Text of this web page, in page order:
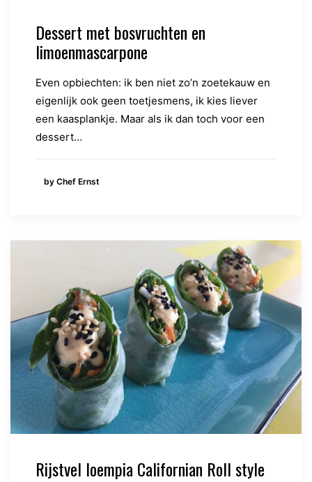
Dessert met bosvruchten en
limoenmascarpone
Even opbiechten: ik ben niet zo’n zoetekauw en
eigenlijk ook geen toetjesmens, ik kies liever
een kaasplankje. Maar als ik dan toch voor een
dessert…
by Chef Ernst
Rijstvel loempia Californian Roll style